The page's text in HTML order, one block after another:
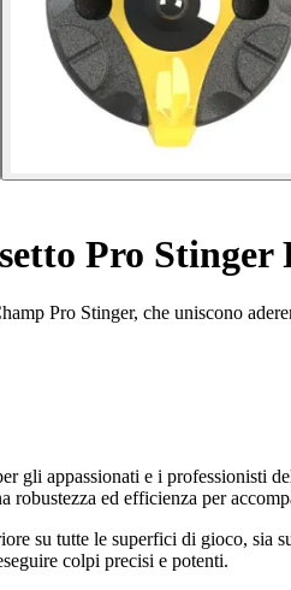
Pro Stinger
Pro Stinger, che uniscono
appassionati e i professionisti
robustezza ed efficienza per
su tutte le superfici di gioco, sia
colpi precisi e potenti.